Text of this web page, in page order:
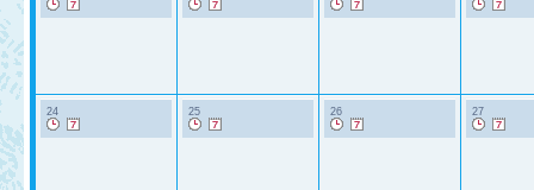
24 25 26 27